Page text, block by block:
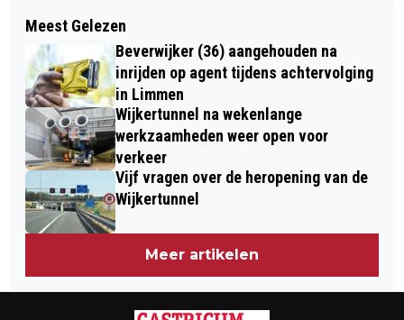
HOTEL & CHATEAU MARQUETTE
GEEFT AANDELEN UIT OM CORONA TE
OVERLEVEN
EERSTE ZIJ-INSTROMERS
KINDEROPVANG HAARLEMMERMEER
ONTVANGEN DIPLOMA
Meest Gelezen
Beverwijker (36) aangehouden na
inrijden op agent tijdens achtervolging
in Limmen
Wijkertunnel na wekenlange
werkzaamheden weer open voor
verkeer
Vijf vragen over de heropening van de
Wijkertunnel
Meer artikelen